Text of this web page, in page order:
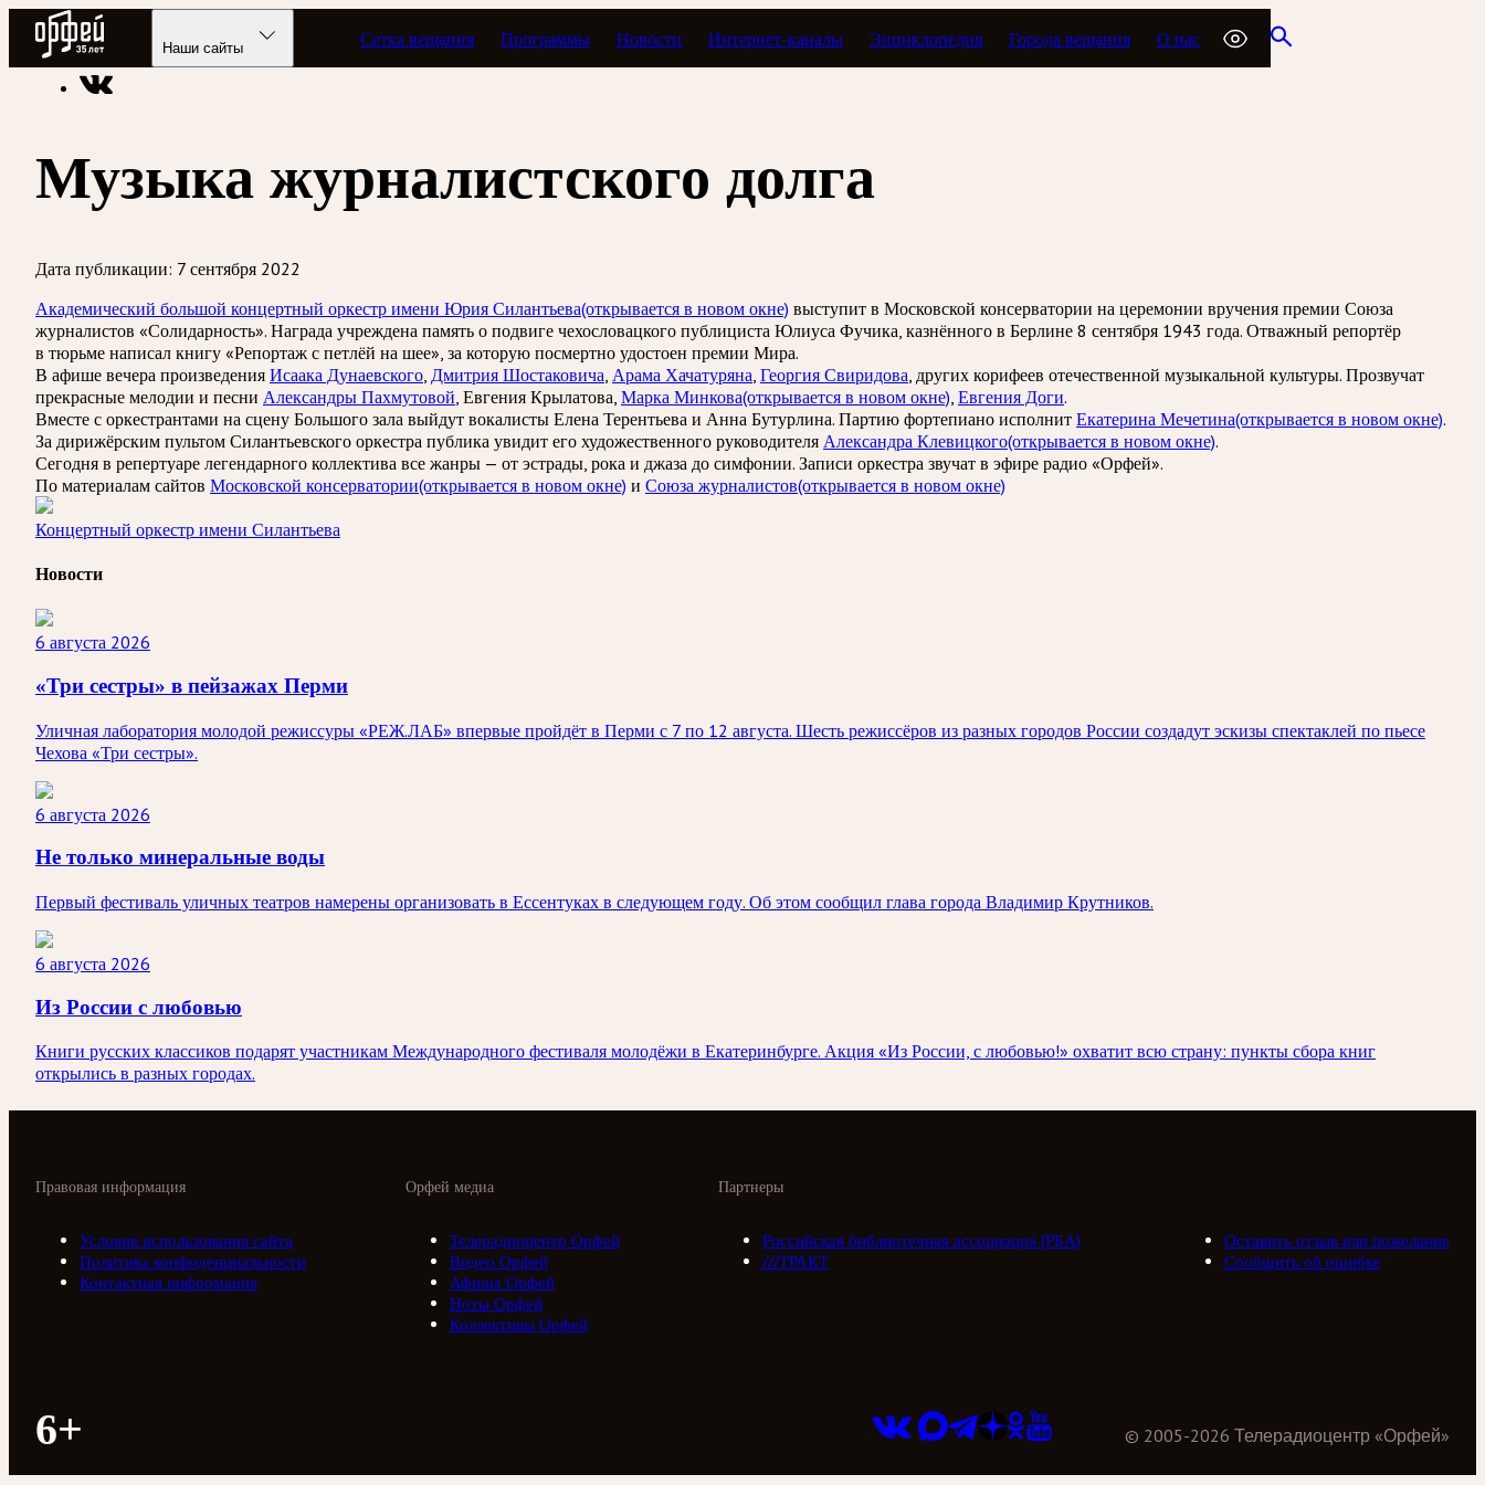
Радио Орфей
Наши сайты Сетка вещания Программы Новости Интернет-каналы Энциклопедия Города вещания О нас
Радио классической музыки «Орфей» Новости
Музыка журналистского долга
Дата публикации: 7 сентября 2022
Академический большой концертный оркестр имени Юрия Силантьева(открывается в новом окне) выступит в Московской консерватории на церемонии вручения премии Союза
журналистов «Солидарность». Награда учреждена память о подвиге чехословацкого публициста Юлиуса Фучика, казнённого в Берлине 8 сентября 1943 года. Отважный репортёр
в тюрьме написал книгу «Репортаж с петлёй на шее», за которую посмертно удостоен премии Мира.
В афише вечера произведения Исаака Дунаевского Дмитрия Шостаковича Арама Хачатуряна Георгия Свиридова , других корифеев отечественной музыкальной культуры. Прозвучат
прекрасные мелодии и песни Александры Пахмутовой , Евгения Крылатова, Марка Минкова(открывается в новом окне) Евгения Доги.
Вместе с оркестрантами на сцену Большого зала выйдут вокалисты Елена Терентьева и Анна Бутурлина. Партию фортепиано исполнит Екатерина Мечетина(открывается в новом окне).
За дирижёрским пультом Силантьевского оркестра публика увидит его художественного руководителя Александра Клевицкого(открывается в новом окне).
Сегодня в репертуаре легендарного коллектива все жанры — от эстрады, рока и джаза до симфонии. Записи оркестра звучат в эфире радио «Орфей».
По материалам сайтов Московской консерватории(открывается в новом окне) и Союза журналистов(открывается в новом окне)
Концертный оркестр имени Силантьева
Новости
6 августа 2026
«Три сестры» в пейзажах Перми
Уличная лаборатория молодой режиссуры «РЕЖ.ЛАБ» впервые пройдёт в Перми с 7 по 12 августа. Шесть режиссёров из разных городов России создадут эскизы спектаклей по пьесе
Чехова «Три сестры».
6 августа 2026
Не только минеральные воды
Первый фестиваль уличных театров намерены организовать в Ессентуках в следующем году. Об этом сообщил глава города Владимир Крутников.
6 августа 2026
Из России с любовью
Книги русских классиков подарят участникам Международного фестиваля молодёжи в Екатеринбурге. Акция «Из России, с любовью!» охватит всю страну: пункты сбора книг
открылись в разных городах.
Орфей медиа
Телерадиоцентр Орфей
Видео Орфей
Афиша Орфей
Ноты Орфей
Коллективы Орфей
Партнеры
Российская библиотечная ассоциация (РБА)
///ТРАКТ
Правовая информация
Условия использования сайта
Политика конфиденциальности
Контактная информация
Оставить отзыв или пожелание
Сообщить об ошибке
6+ © 2005-2026 Телерадиоцентр «Орфей»